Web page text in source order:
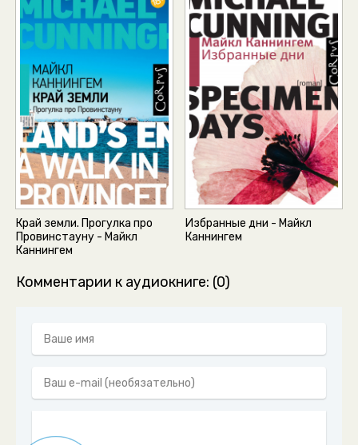
Край земли. Прогулка про
Провинстауну - Майкл
Каннингем
Избранные дни - Майкл
Каннингем
Комментарии к аудиокниге: (0)